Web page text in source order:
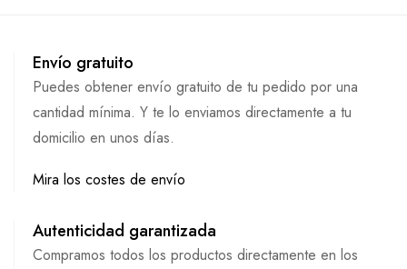
Envío gratuito
Puedes obtener envío gratuito de tu pedido por una
cantidad mínima. Y te lo enviamos directamente a tu
domicilio en unos días.
Mira los costes de envío
Autenticidad garantizada
Compramos todos los productos directamente en los